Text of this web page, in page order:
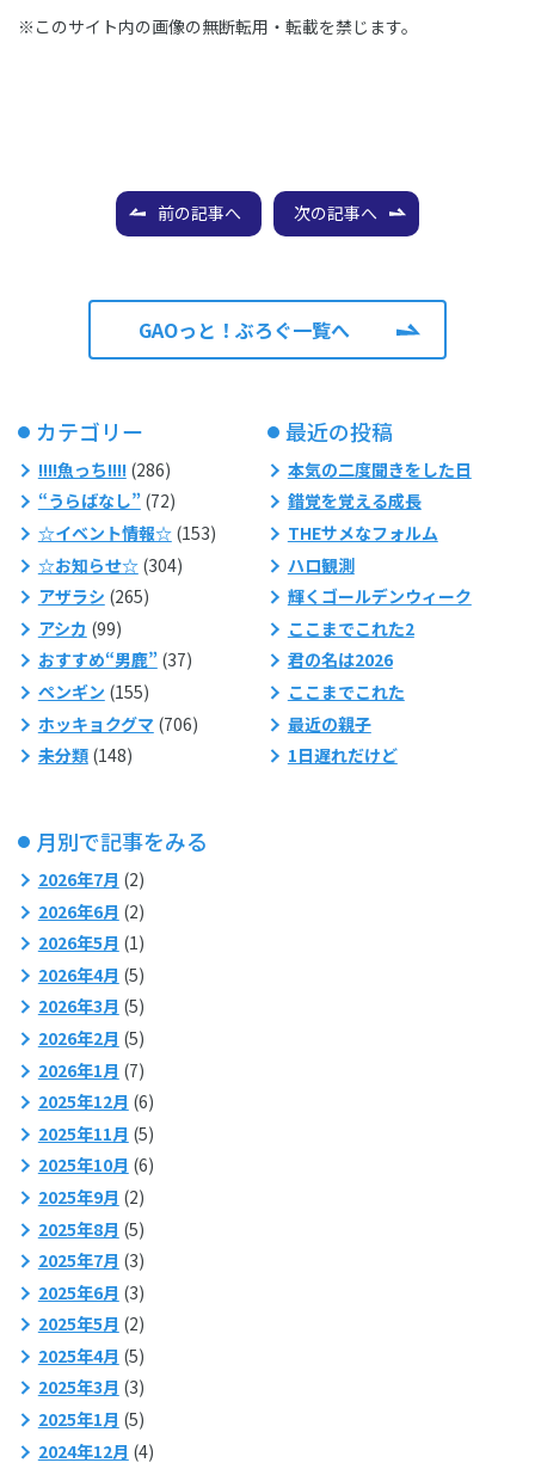
※このサイト内の画像の無断転用・転載を禁じます。
前の記事へ 次の記事へ
GAOっと！ぶろぐ一覧へ
カテゴリー
!!!!魚っち!!!!(286)
“うらばなし”(72)
☆イベント情報☆(153)
☆お知らせ☆(304)
アザラシ (265)
アシカ (99)
おすすめ“男鹿”(37)
ペンギン (155)
ホッキョクグマ (706)
未分類(148)
最近の投稿
本気の二度聞きをした日
錯覚を覚える成長
THEサメなフォルム
ハロ観測
輝くゴールデンウィーク
ここまでこれた2
君の名は2026
ここまでこれた
最近の親子
1日遅れだけど
月別で記事をみる
2026年7月 (2)
2026年6月 (2)
2026年5月 (1)
2026年4月 (5)
2026年3月 (5)
2026年2月 (5)
2026年1月 (7)
2025年12月 (6)
2025年11月 (5)
2025年10月 (6)
2025年9月 (2)
2025年8月 (5)
2025年7月 (3)
2025年6月 (3)
2025年5月 (2)
2025年4月 (5)
2025年3月 (3)
2025年1月 (5)
2024年12月 (4)